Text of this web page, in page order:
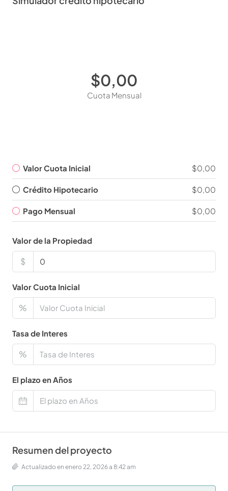
$0,00
Cuota Mensual
Valor Cuota Inicial $0,00
Crédito Hipotecario $0,00
Pago Mensual $0,00
Valor de la Propiedad
$
Valor Cuota Inicial
%
Tasa de Interes
%
El plazo en Años
Resumen del proyecto
Actualizado en enero 22, 2026 a 8:42 am